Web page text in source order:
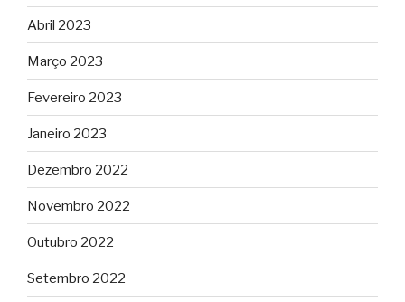
Abril 2023
Março 2023
Fevereiro 2023
Janeiro 2023
Dezembro 2022
Novembro 2022
Outubro 2022
Setembro 2022